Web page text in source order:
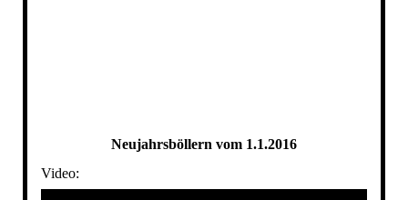
Neujahrsböllern vom 1.1.2016
Video: